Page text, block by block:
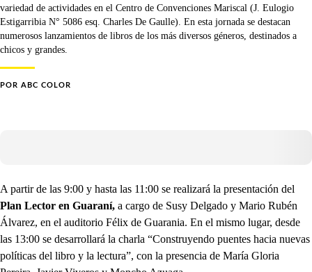
variedad de actividades en el Centro de Convenciones Mariscal (J. Eulogio
Estigarribia N° 5086 esq. Charles De Gaulle). En esta jornada se destacan
numerosos lanzamientos de libros de los más diversos géneros, destinados a
chicos y grandes.
POR ABC COLOR
A partir de las 9:00 y hasta las 11:00 se realizará la presentación del
Plan Lector en Guaraní, a cargo de Susy Delgado y Mario Rubén
Álvarez, en el auditorio Félix de Guarania. En el mismo lugar, desde
las 13:00 se desarrollará la charla “Construyendo puentes hacia nuevas
políticas del libro y la lectura”, con la presencia de María Gloria